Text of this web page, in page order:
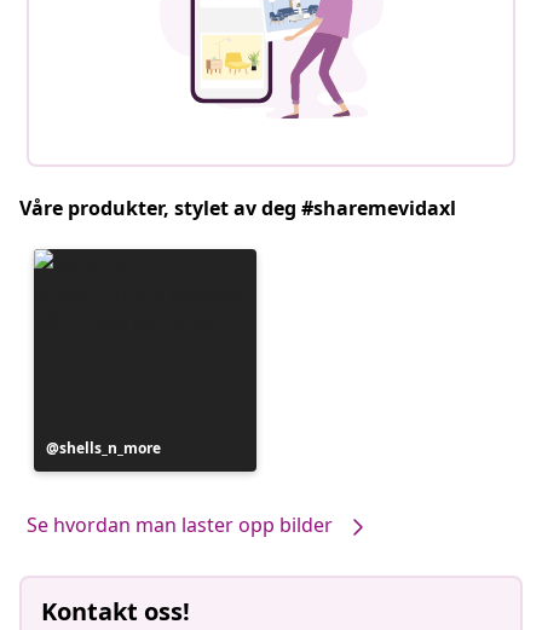
Våre produkter, stylet av deg #sharemevidaxl
Innlegg
publisert
shells_n_more
Se hvordan man laster opp bilder
Kontakt oss!